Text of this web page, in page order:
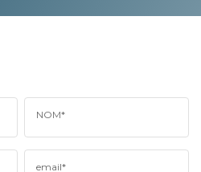
NOM*
email*